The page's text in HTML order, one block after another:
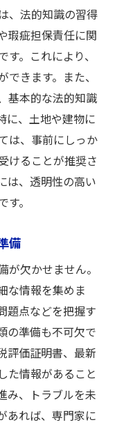
、法的知識の習得
瑕疵担保責任に関
。これにより、
きます。また、
基本的な法的知識
に、土地や建物に
は、事前にしっか
けることが推奨さ
は、透明性の高い
。
備
欠かせません。
な情報を集めま
題点などを把握す
の準備も不可欠で
評価証明書、最新
た情報があること
み、トラブルを未
あれば、専門家に